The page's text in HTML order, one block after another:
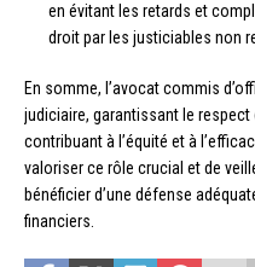
en évitant les retards et
droit par les justiciables non
En somme, l’avocat commis
judiciaire, garantissant le
contribuant à l’équité et à
valoriser ce rôle crucial et de
bénéficier d’une défense
financiers.